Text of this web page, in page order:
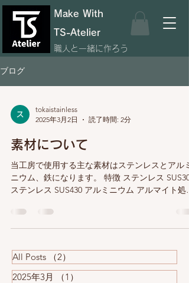
Make With
TS-Atelier
職人と一緒に作ろう
ブログ
tokaistainless
2025年3月2日
読了時間: 2分
素材について
当工房で使用する主な素材はステンレスとアルミ
ニウム、鉄になります。 特徴 ステンレス SUS304
ステンレス SUS430 アルミニウム アルマイト処理
ち、さまざまな環境で使用可能 一般的な環境で十
分な耐食性を持つ...
All Posts （2）
2025年3月
（1）